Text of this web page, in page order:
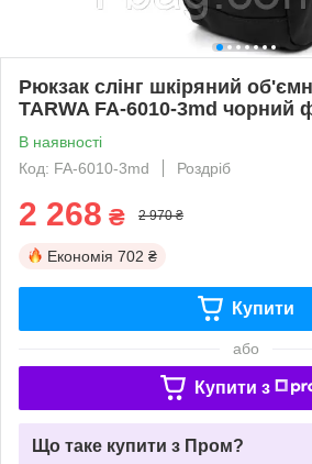
Рюкзак слінг шкіряний
TARWA FA-6010-3md чорний
В наявності
Код: FA-6010-3md
Роздріб
2 268 ₴ 2 970 ₴
Економія 702 ₴
Купити
або
Купити з
Що таке купити з Пром?